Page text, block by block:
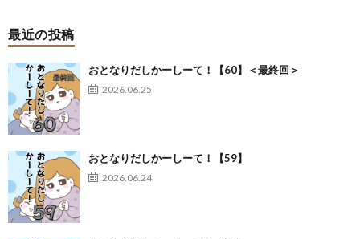
最近の投稿
おとなりだしかーしーて！【60】＜最終回＞
2026.06.25
おとなりだしかーしーて！【59】
2026.06.24